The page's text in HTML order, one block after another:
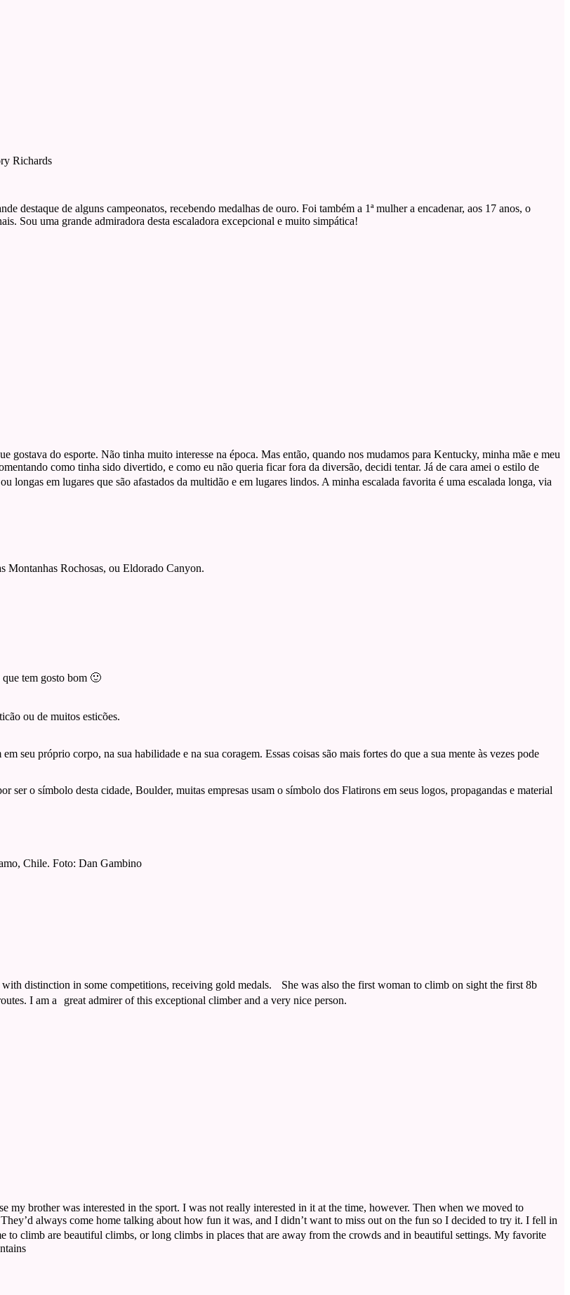
Richards
destaque de alguns campeonatos, recebendo medalhas de ouro. Foi também a 1ª mulher a encadenar, aos 17 anos, o
Sou uma grande admiradora desta escaladora excepcional e muito simpática!
gostava do esporte. Não tinha muito interesse na época. Mas então, quando nos mudamos para Kentucky, minha mãe e meu
como tinha sido divertido, e como eu não queria ficar fora da diversão, decidi tentar. Já de cara amei o estilo de
longas em lugares que são afastados da multidão e em lugares lindos. A minha escalada favorita é uma escalada longa, via
Montanhas Rochosas, ou Eldorado Canyon.
tem gosto bom 🙂
ou de muitos esticões.
seu próprio corpo, na sua habilidade e na sua coragem. Essas coisas são mais fortes do que a sua mente às vezes pode
ser o símbolo desta cidade, Boulder, muitas empresas usam o símbolo dos Flatirons em seus logos, propagandas e material
Chile. Foto: Dan Gambino
distinction in some competitions, receiving gold medals. She was also the first woman to climb on sight the first 8b
I am a great admirer of this exceptional climber and a very nice person.
brother was interested in the sport. I was not really interested in it at the time, however. Then when we moved to
always come home talking about how fun it was, and I didn’t want to miss out on the fun so I decided to try it. I fell in
climb are beautiful climbs, or long climbs in places that are away from the crowds and in beautiful settings. My favorite